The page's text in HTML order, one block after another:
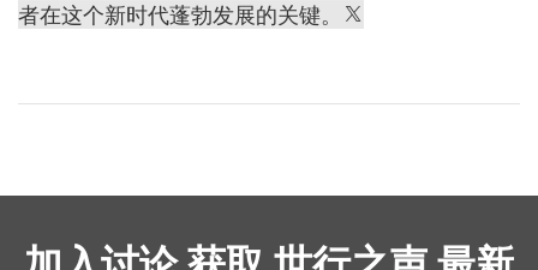
者在这个新时代蓬勃发展的关键。